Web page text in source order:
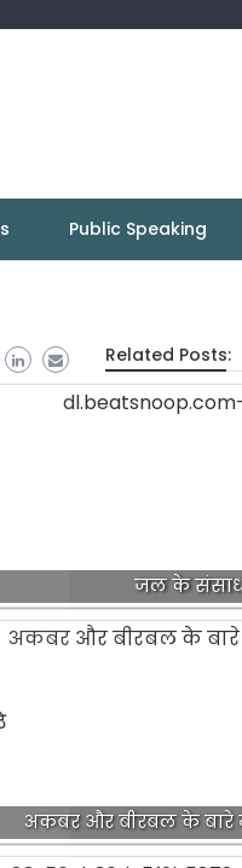
Public Speaking
Related Posts:
जल के
अकबर और बीरबल के बारे